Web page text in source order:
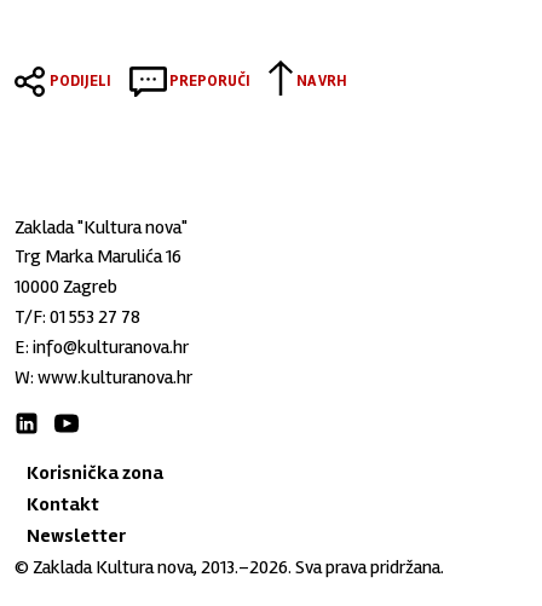
PODIJELI PREPORUČI NA VRH
Zaklada "Kultura nova"
Trg Marka Marulića 16
10000 Zagreb
T/F:01 553 27 78
E:info@kulturanova.hr
W:www.kulturanova.hr
Korisnička zona
Kontakt
Newsletter
© Zaklada Kultura nova, 2013.–2026. Sva prava pridržana.